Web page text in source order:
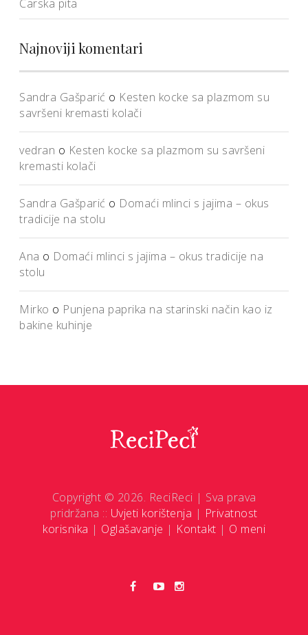
Carska pita
Najnoviji komentari
Sandra Gašparić o Kesten kocke sa plazmom su
savršeni kremasti kolači
vedran o Kesten kocke sa plazmom su savršeni
kremasti kolači
Sandra Gašparić o Domaći mlinci s jajima – okus
tradicije na stolu
Ana o Domaći mlinci s jajima – okus tradicije na
stolu
Mirko o Punjena paprika na starinski način kao iz
bakine kuhinje
Copyright © 2026. ReciReci | Sva prava
pridržana :: Uvjeti korištenja | Privatnost
korisnika | Oglašavanje | Kontakt | O meni